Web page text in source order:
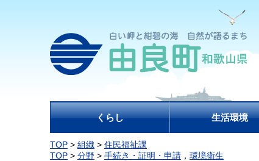
くらし 生活環境
TOP > 組織 > 住民福祉課
TOP > 分野 > 手続き・証明・申請 ， 環境衛生